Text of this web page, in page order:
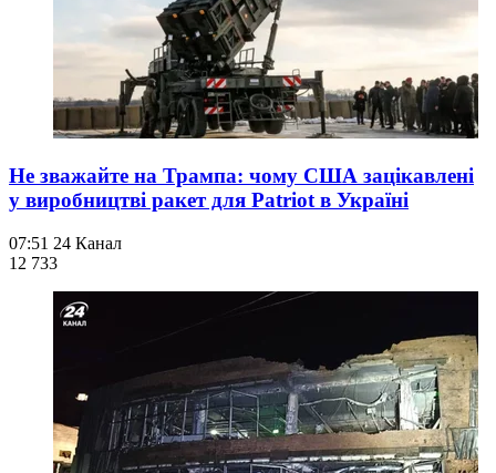
Не зважайте на Трампа: чому США зацікавлені
у виробництві ракет для Patriot в Україні
07:51 24 Канал
12 733